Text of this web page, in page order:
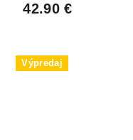
42.90 €
Výpredaj